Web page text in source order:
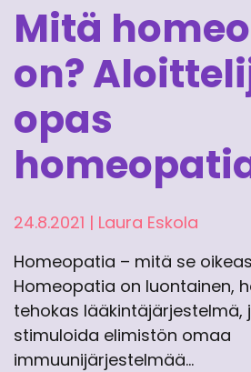
Mitä
on?
opas
24.8.2021 | Laura Eskola
Homeopatia – mitä se
Homeopatia on luontainen,
tehokas lääkintäjärjestelmä,
stimuloida elimistön omaa
immuunijärjestelmää…